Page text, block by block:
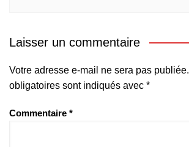
Laisser un commentaire
Votre adresse e-mail ne sera pas publiée.
obligatoires sont indiqués avec *
Commentaire *